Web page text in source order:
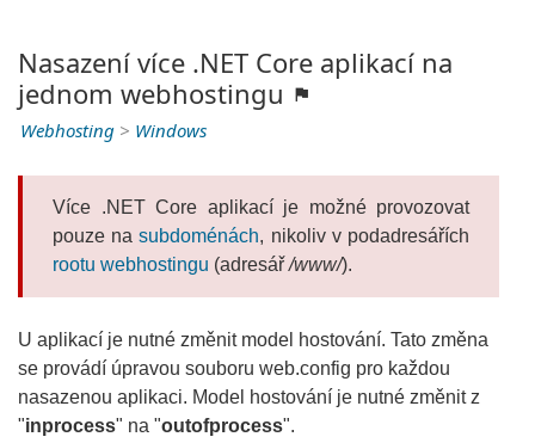
Nasazení více .NET Core aplikací na
jednom webhostingu
Webhosting > Windows
Více .NET Core aplikací je možné provozovat
pouze nasubdoménách, nikoliv v podadresářích
rootu webhostingu (adresář/www/).
U aplikací je nutné změnit model hostování. Tato změna
se provádí úpravou souboru web.config pro každou
nasazenou aplikaci. Model hostování je nutné změnit z
"inprocess" na "outofprocess".